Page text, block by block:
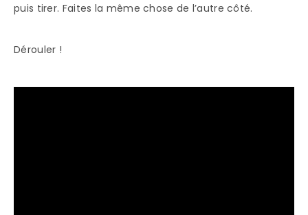
puis tirer. Faites la même chose de l’autre côté.
Dérouler !